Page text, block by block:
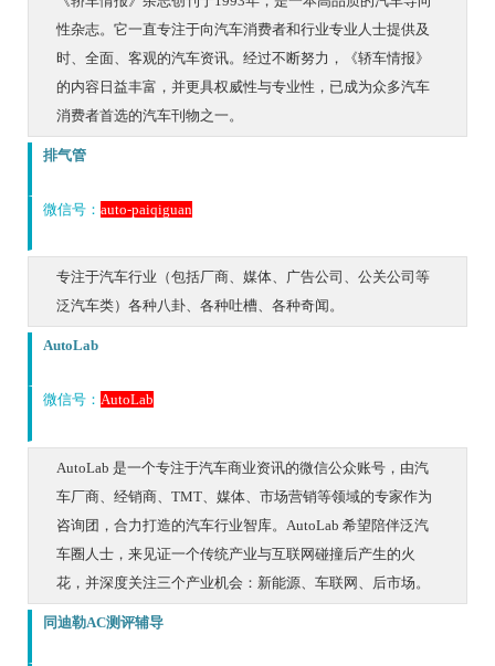
性杂志。它一直专注于向汽车消费者和行业专业人士提供及
时、全面、客观的汽车资讯。经过不断努力，《轿车情报》
的内容日益丰富，并更具权威性与专业性，已成为众多汽车
消费者首选的汽车刊物之一。
排气管
微信号： auto-paiqiguan
专注于汽车行业（包括厂商、媒体、广告公司、公关公司等
泛汽车类）各种八卦、各种吐槽、各种奇闻。
AutoLab
微信号： AutoLab
AutoLab 是一个专注于汽车商业资讯的微信公众账号，由汽
车厂商、经销商、TMT、媒体、市场营销等领域的专家作为
咨询团，合力打造的汽车行业智库。AutoLab 希望陪伴泛汽
车圈人士，来见证一个传统产业与互联网碰撞后产生的火
花，并深度关注三个产业机会：新能源、车联网、后市场。
同迪勒AC测评辅导